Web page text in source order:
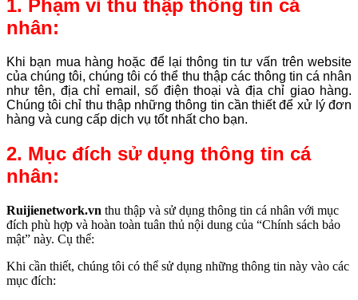
1. Phạm vi thu thập thông tin cá
nhân:
Khi bạn mua hàng hoặc để lại thông tin tư vấn trên website
của chúng tôi, chúng tôi có thể thu thập các thông tin cá nhân
như tên, địa chỉ email, số điện thoại và địa chỉ giao hàng.
Chúng tôi chỉ thu thập những thông tin cần thiết để xử lý đơn
hàng và cung cấp dịch vụ tốt nhất cho bạn.
2. Mục đích sử dụng thông tin cá
nhân:
Ruijienetwork.vn thu thập và sử dụng thông tin cá nhân với mục
đích phù hợp và hoàn toàn tuân thủ nội dung của “Chính sách bảo
mật” này. Cụ thể:
Khi cần thiết, chúng tôi có thể sử dụng những thông tin này vào các
mục đích: